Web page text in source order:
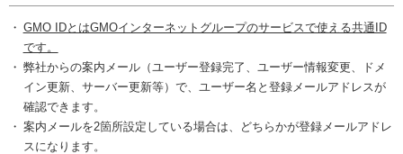
GMO IDとはGMOインターネットグループのサービスで使える共通ID
です。
弊社からの案内メール（ユーザー登録完了、ユーザー情報変更、ドメ
イン更新、サーバー更新等）で、ユーザー名と登録メールアドレスが
確認できます。
案内メールを2箇所設定している場合は、どちらかが登録メールアドレ
スになります。